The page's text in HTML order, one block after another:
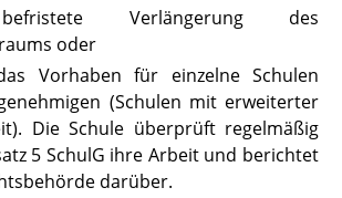
Verlängerung des
oder
Vorhaben für einzelne Schulen
(Schulen mit erweiterter
Die Schule überprüft regelmäßig
5 SchulG ihre Arbeit und berichtet
darüber.